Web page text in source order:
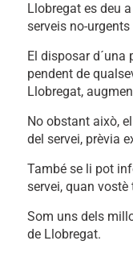
Llobregat es deu
serveis no-
El disposar d´una
pendent de
Llobregat,
No obstant això,
del servei, prèvia
També se li pot
servei, quan vostè
Som uns dels
de Llobregat.